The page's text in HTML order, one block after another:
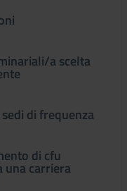
a scelta
di frequenza
di cfu
una carriera